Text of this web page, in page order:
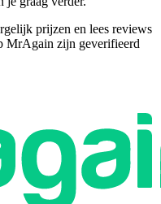
prijzen en lees reviews
MrAgain zijn geverifieerd